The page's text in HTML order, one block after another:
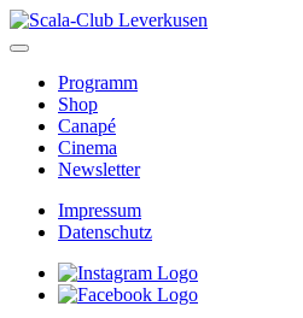
Skip
to
Programm
Shop
Canapé
Cinema
Newsletter
Impressum
Datenschutz